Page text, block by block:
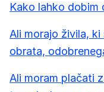
Kako lahko dobim
Ali morajo živila,
obrata,
Ali moram plačati